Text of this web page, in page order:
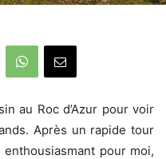
au Roc d’Azur pour voir
Après un rapide tour
pour moi,